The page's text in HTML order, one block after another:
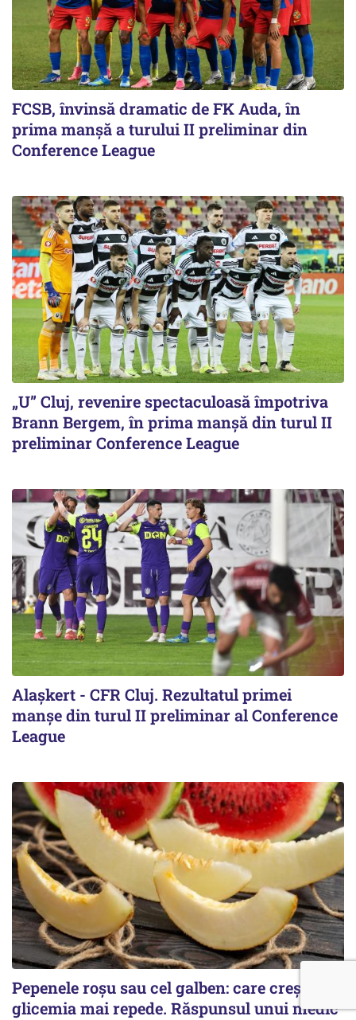
FCSB, învinsă dramatic de FK Auda, în
prima manșă a turului II preliminar din
Conference League
„U” Cluj, revenire spectaculoasă împotriva
Brann Bergem, în prima manșă din turul II
preliminar Conference League
Alaşkert - CFR Cluj. Rezultatul primei
manșe din turul II preliminar al Conference
League
Pepenele roșu sau cel galben: care crește
glicemia mai repede. Răspunsul unui medic